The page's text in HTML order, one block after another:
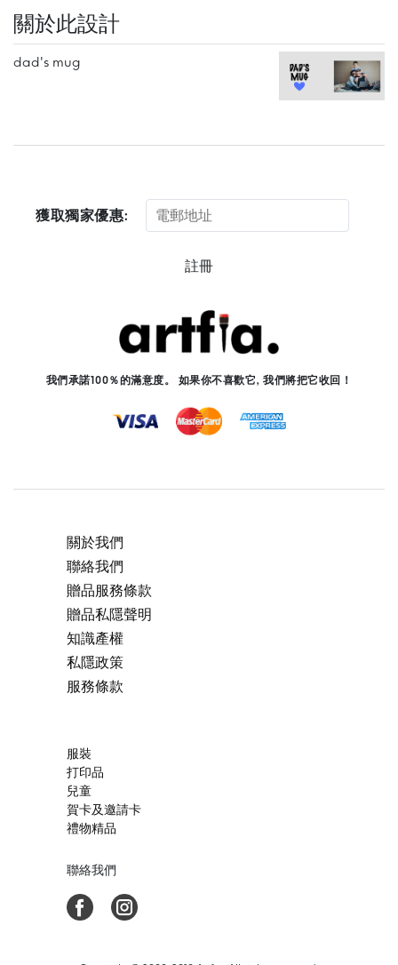
關於此設計
dad's mug
獲取獨家優惠:
註冊
我們承諾100％的滿意度。 如果你不喜歡它, 我們將把它收回！
關於我們
聯絡我們
贈品服務條款
贈品私隱聲明
知識產權
私隱政策
服務條款
服裝
打印品
兒童
賀卡及邀請卡
禮物精品
聯絡我們